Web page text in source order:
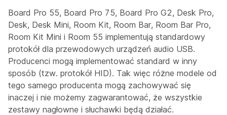
Board Pro 55, Board Pro 75, Board Pro G2, Desk Pro,
Desk, Desk Mini, Room Kit, Room Bar, Room Bar Pro,
Room Kit Mini i Room 55 implementują standardowy
protokół dla przewodowych urządzeń audio USB.
Producenci mogą implementować standard w inny
sposób (tzw. protokół HID). Tak więc różne modele od
tego samego producenta mogą zachowywać się
inaczej i nie możemy zagwarantować, że wszystkie
zestawy nagłowne i słuchawki będą działać.